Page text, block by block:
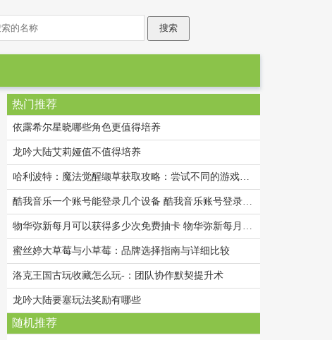
热门推荐
依露希尔星晓哪些角色更值得培养
龙吟大陆艾莉娅值不值得培养
哈利波特：魔法觉醒缬草获取攻略：尝试不同的游戏设置
酷我音乐一个账号能登录几个设备 酷我音乐账号登录设备说明
物华弥新每月可以获得多少次免费抽卡 物华弥新每月免费抽卡次数统计
蜜丝婷大草莓与小草莓：品牌选择指南与详细比较
洛克王国古玩收藏怎么玩-：团队协作默契提升术
龙吟大陆要塞玩法奖励有哪些
随机推荐